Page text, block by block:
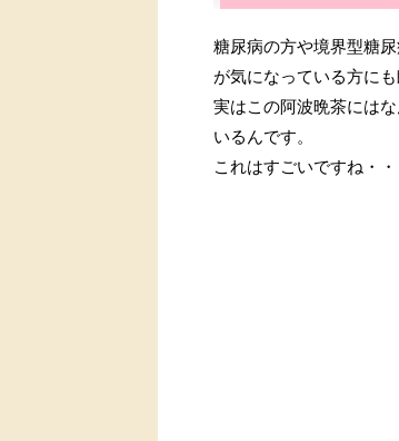
糖尿病の方や境界型糖
が気になっている方にも
実はこの阿波晩茶には
いるんです。
これはすごいですね・・